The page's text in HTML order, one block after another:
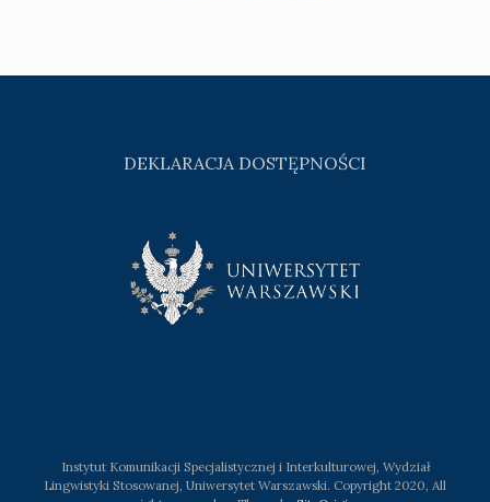
DEKLARACJA DOSTĘPNOŚCI
Instytut Komunikacji Specjalistycznej i Interkulturowej, Wydział
Lingwistyki Stosowanej, Uniwersytet Warszawski. Copyright 2020, All